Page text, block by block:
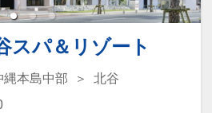
認画面」でご確認くだ
ての日において人数・
・食事条件・プラン同
引適用の条件となりま
スパ＆リゾート
縄本島中部
北谷